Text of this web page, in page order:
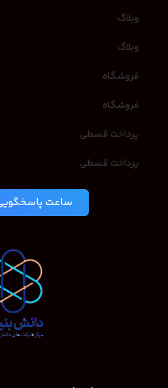
وبلاگ
وبلاگ
فروشگاه
فروشگاه
پرداخت قسطی
پرداخت قسطی
ساعت پاسخگویی: 8 الی